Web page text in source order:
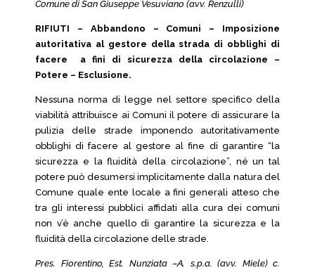
Comune di San Giuseppe Vesuviano (avv. Renzulli)
RIFIUTI – Abbandono – Comuni – Imposizione
autoritativa al gestore della strada di obblighi di
facere a fini di sicurezza della circolazione –
Potere – Esclusione.
Nessuna norma di legge nel settore specifico della
viabilità attribuisce ai Comuni il potere di assicurare la
pulizia delle strade imponendo autoritativamente
obblighi di facere al gestore al fine di garantire “la
sicurezza e la fluidità della circolazione”, né un tal
potere può desumersi implicitamente dalla natura del
Comune quale ente locale a fini generali atteso che
tra gli interessi pubblici affidati alla cura dei comuni
non v’è anche quello di garantire la sicurezza e la
fluidità della circolazione delle strade.
Pres. Fiorentino, Est. Nunziata –A. s.p.a. (avv. Miele) c.